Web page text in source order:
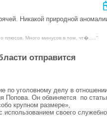
Никакой природной
плюсов. Много минусов в том, чт�....."
отправится
по уголовному делу в
Попова. Он обвиняется по
крупном размере»,
своего